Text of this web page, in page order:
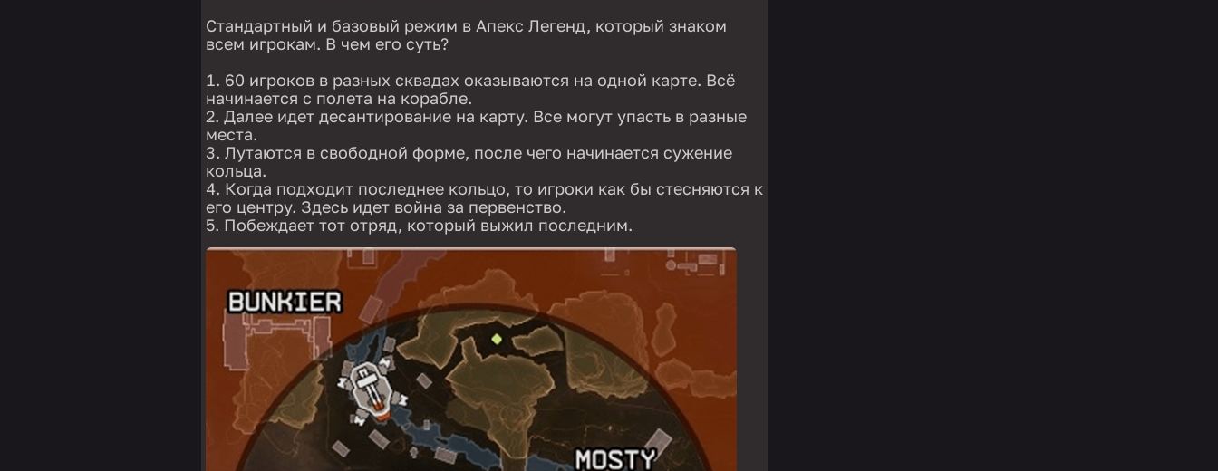
Стандартный и базовый режим в Апекс Легенд, который знаком
всем игрокам. В чем его суть?
60 игроков в разных сквадах оказываются на одной карте. Всё
начинается с полета на корабле.
Далее идет десантирование на карту. Все могут упасть в разные
места.
Лутаются в свободной форме, после чего начинается сужение
кольца.
Когда подходит последнее кольцо, то игроки как бы стесняются к
его центру. Здесь идет война за первенство.
Побеждает тот отряд, который выжил последним.